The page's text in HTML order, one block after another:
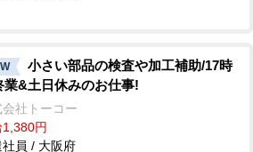
小さい部品の検査や加工補助/17時
業&土日休みのお仕事!
社トーコー
円
社員 / 大阪府